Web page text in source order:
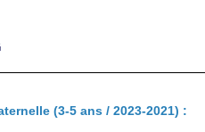
(3-5 ans / 2023-2021) :